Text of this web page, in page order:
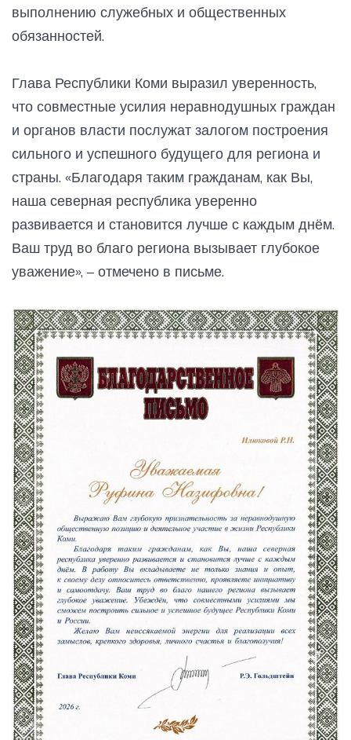
выполнению служебных и общественных
обязанностей.
Глава Республики Коми выразил уверенность,
что совместные усилия неравнодушных граждан
и органов власти послужат залогом построения
сильного и успешного будущего для региона и
страны. «Благодаря таким гражданам, как Вы,
наша северная республика уверенно
развивается и становится лучше с каждым днём.
Ваш труд во благо региона вызывает глубокое
уважение», – отмечено в письме.